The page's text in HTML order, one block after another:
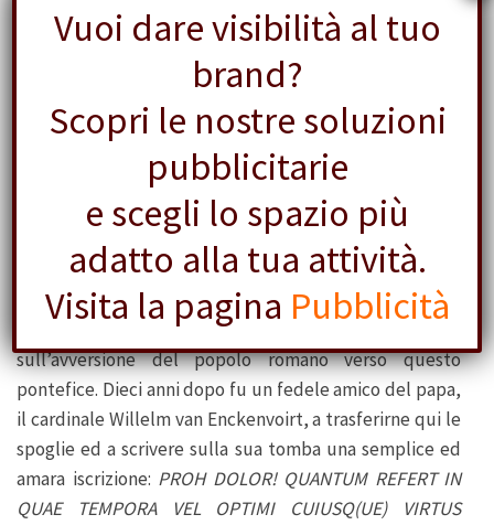
che raffigura l’ingresso di Adriano VI a Roma,
rappresentata dalla statua del
cornucopia, dalla lupa con Romolo e da alcuni edifici
caratteristici. Ai lati del monumento vi sono
rappresentate, tra quattro semicolonne, le statue della
, dellaPrudenza, dellaFortezza
Temperanza, opere di Michelangelo Senese. Il
pontefice, morto nel 1523, inizialmente fu sepolto
nella Basilica di S.Pietro tra i pontefici Pio II e Pio III e
famosa rimase la pasquinataHic iacet impius inter Pios
ovvero “Qui giace un non pio tra i Pii”, che la dice lunga
sull’avversione del popolo romano verso questo
pontefice. Dieci anni dopo fu un fedele amico del papa,
il cardinale Willelm van Enckenvoirt, a trasferirne qui le
spoglie ed a scrivere sulla sua tomba una semplice ed
amara iscrizione: PROH DOLOR! QUANTUM REFERT IN
QUAE TEMPORA VEL OPTIMI CUIUSQ(UE) VIRTUS
Vuoi dare visibilità al tuo
brand?
Scopri le nostre soluzioni
pubblicitarie
e scegli lo spazio più
adatto alla tua attività.
Visita la pagina Pubblicità